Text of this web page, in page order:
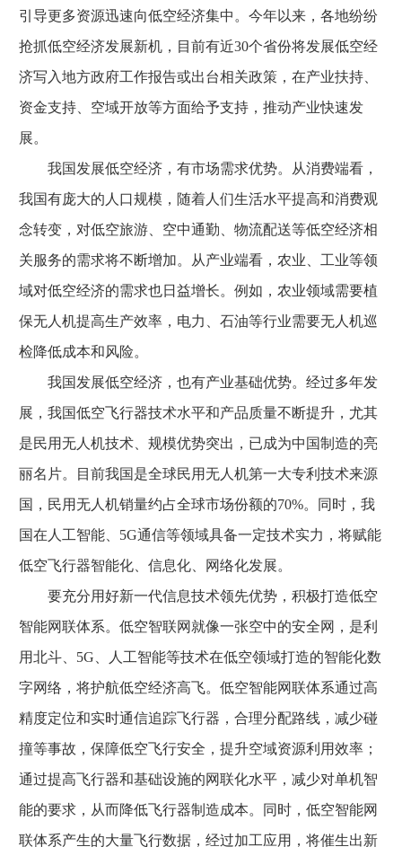
引导更多资源迅速向低空经济集中。今年以来，各地纷纷
抢抓低空经济发展新机，目前有近30个省份将发展低空经
济写入地方政府工作报告或出台相关政策，在产业扶持、
资金支持、空域开放等方面给予支持，推动产业快速发
展。
我国发展低空经济，有市场需求优势。从消费端看，
我国有庞大的人口规模，随着人们生活水平提高和消费观
念转变，对低空旅游、空中通勤、物流配送等低空经济相
关服务的需求将不断增加。从产业端看，农业、工业等领
域对低空经济的需求也日益增长。例如，农业领域需要植
保无人机提高生产效率，电力、石油等行业需要无人机巡
检降低成本和风险。
我国发展低空经济，也有产业基础优势。经过多年发
展，我国低空飞行器技术水平和产品质量不断提升，尤其
是民用无人机技术、规模优势突出，已成为中国制造的亮
丽名片。目前我国是全球民用无人机第一大专利技术来源
国，民用无人机销量约占全球市场份额的70%。同时，我
国在人工智能、5G通信等领域具备一定技术实力，将赋能
低空飞行器智能化、信息化、网络化发展。
要充分用好新一代信息技术领先优势，积极打造低空
智能网联体系。低空智联网就像一张空中的安全网，是利
用北斗、5G、人工智能等技术在低空领域打造的智能化数
字网络，将护航低空经济高飞。低空智能网联体系通过高
精度定位和实时通信追踪飞行器，合理分配路线，减少碰
撞等事故，保障低空飞行安全，提升空域资源利用效率；
通过提高飞行器和基础设施的网联化水平，减少对单机智
能的要求，从而降低飞行器制造成本。同时，低空智能网
联体系产生的大量飞行数据，经过加工应用，将催生出新